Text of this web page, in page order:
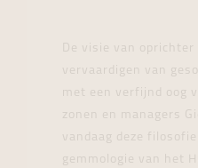
De visie van oprichter
vervaardigen van
met een verfijnd oog
zonen en managers
vandaag deze
gemmologie van het